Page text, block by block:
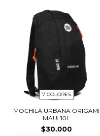
7 COLORES
MOCHILA URBANA ORIGAMI
MAUI 10L
$30.000